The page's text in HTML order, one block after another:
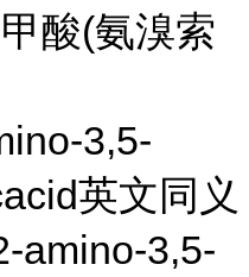
酸(氨溴索
3,5-
英文同义
amino-3,5-